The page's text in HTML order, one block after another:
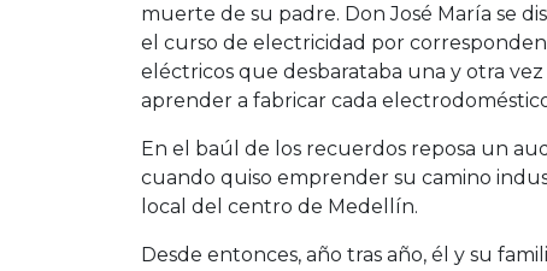
muerte de su padre. Don José María se
el curso de electricidad por
eléctricos que desbarataba una y otra
aprender a fabricar cada
En el baúl de los recuerdos reposa un
cuando quiso emprender su camino
local del centro de Medellín.
Desde entonces, año tras año, él y su